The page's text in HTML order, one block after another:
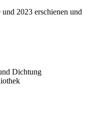
2023 erschienen und